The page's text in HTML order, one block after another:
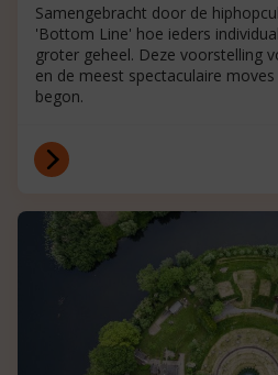
Samengebracht door de
'Bottom Line' hoe ieders
groter geheel. Deze voorstelling
en de meest spectaculaire
begon.